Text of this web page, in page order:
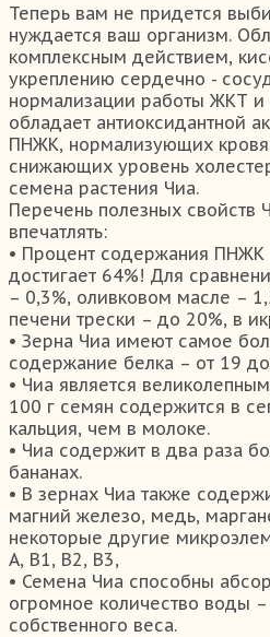
Теперь вам не придется
нуждается ваш организм.
комплексным действием,
укреплению сердечно -
нормализации работы ЖКТ и
обладает антиоксидантной
ПНЖК, нормализующих
снижающих уровень
семена растения Чиа.
Перечень полезных свойств
впечатлять:
• Процент содержания
достигает 64%! Для
– 0,3%, оливковом масле –
печени трески – до 20%, в
• Зерна Чиа имеют самое
содержание белка – от 19
• Чиа является
100 г семян содержится в
кальция, чем в молоке.
• Чиа содержит в два раза
бананах.
• В зернах Чиа также
магний железо, медь,
некоторые другие
А, В1, В2, В3,
• Семена Чиа способны
огромное количество воды
собственного веса.